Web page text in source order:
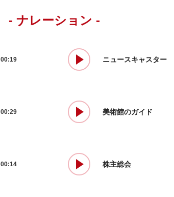
- ナレーション -
00:19 ニュースキャスター
00:29 美術館のガイド
00:14 株主総会